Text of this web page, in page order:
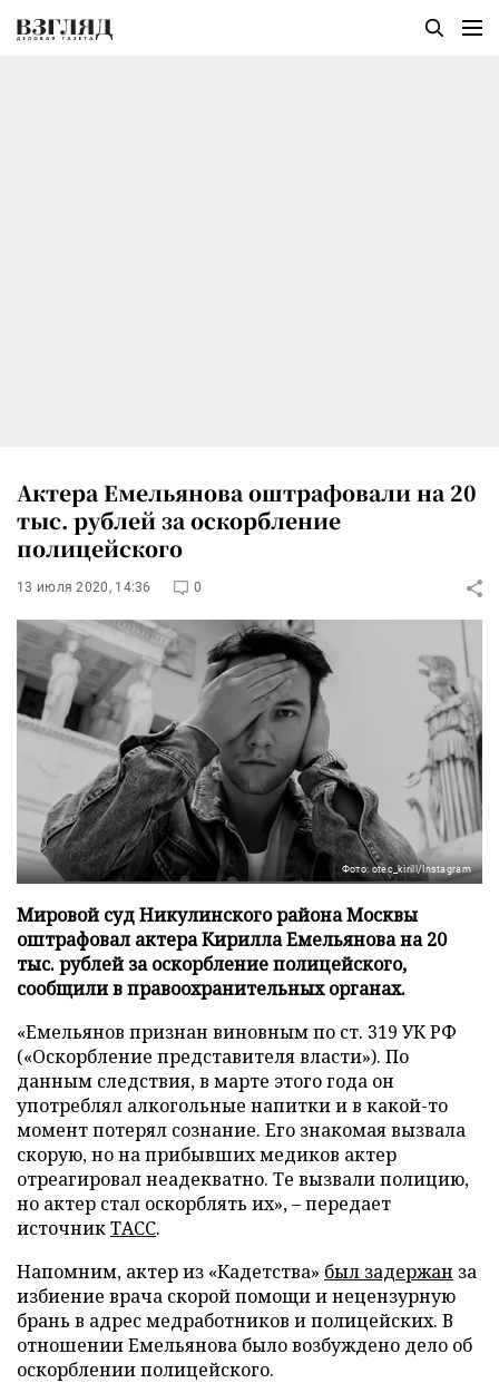
Актера Емельянова оштрафовали на 20
тыс. рублей за оскорбление
полицейского
13 июля 2020, 14:36 0
Фото: otec_kirill/Instagram
Мировой суд Никулинского района Москвы
оштрафовал актера Кирилла Емельянова на 20
тыс. рублей за оскорбление полицейского,
сообщили в правоохранительных органах.
«Емельянов признан виновным по ст. 319 УК РФ
(«Оскорбление представителя власти»). По
данным следствия, в марте этого года он
употреблял алкогольные напитки и в какой-то
момент потерял сознание. Его знакомая вызвала
скорую, но на прибывших медиков актер
отреагировал неадекватно. Те вызвали полицию,
но актер стал оскорблять их», – передает
источникТАСС.
Напомним, актер из «Кадетства» был задержан за
избиение врача скорой помощи и нецензурную
брань в адрес медработников и полицейских. В
отношении Емельянова было возбуждено дело об
оскорблении полицейского.